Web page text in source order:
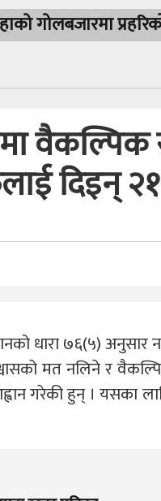
गोलबजारमा
वैकल्पिक
दिइन्
धारा ७६(५)
मत नलिने र
गरेकी हुन् ।